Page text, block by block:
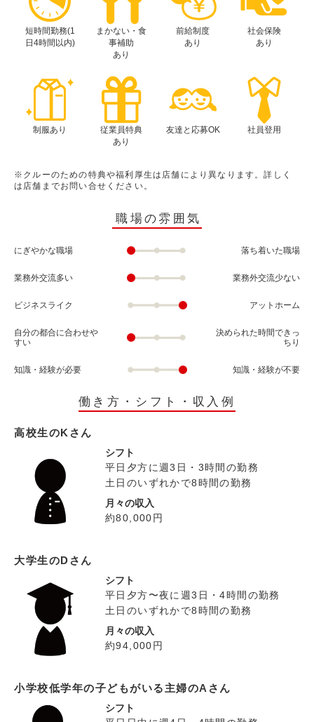
短時間勤務(1
日4時間以内)
まかない・食
事補助
あり
前給制度
あり
社会保険
あり
制服あり
従業員特典
あり
友達と応募OK 社員登用
※クルーのための特典や福利厚生は店舗により異なります。詳しく
は店舗までお問い合せください。
職場の雰囲気
にぎやかな職場 落ち着いた職場
業務外交流多い 業務外交流少ない
ビジネスライク アットホーム
自分の都合に合わせや
すい
決められた時間できっ
ちり
知識・経験が必要 知識・経験が不要
働き方・シフト・収入例
高校生のKさん
シフト
平日夕方に週3日・3時間の勤務
土日のいずれかで8時間の勤務
月々の収入
約80,000円
大学生のDさん
シフト
平日夕方〜夜に週3日・4時間の勤務
土日のいずれかで8時間の勤務
月々の収入
約94,000円
小学校低学年の子どもがいる主婦のAさん
シフト